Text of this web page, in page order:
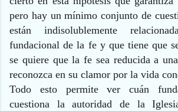
pero hay un mínimo conjunto de
están indisolublemente
fundacional de la fe y que tiene que
se quiere que la fe sea reducida a
reconozca en su clamor por la vida
Todo esto permite ver cuán
cuestiona la autoridad de la